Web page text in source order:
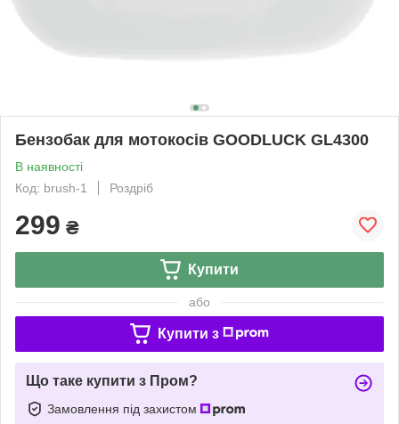
Бензобак для мотокосів GOODLUCK GL4300
В наявності
Код: brush-1
Роздріб
299 ₴
Купити
або
Купити з
Що таке купити з Пром?
Замовлення під захистом